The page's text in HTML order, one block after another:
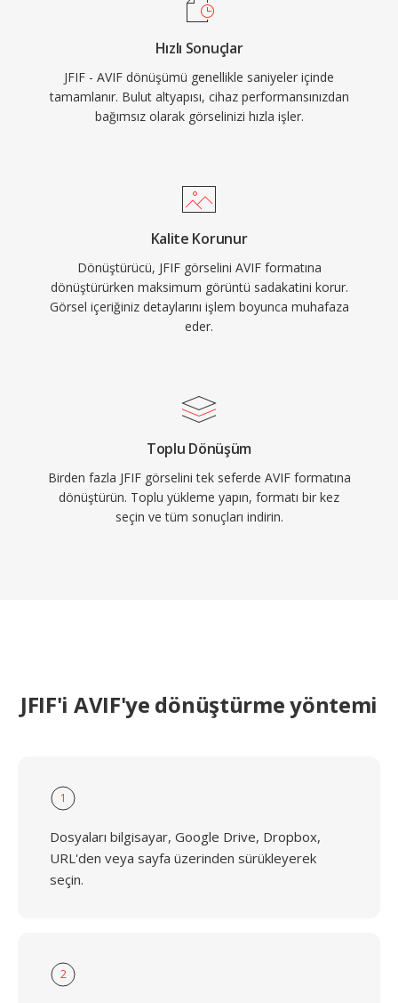
Hızlı Sonuçlar
JFIF - AVIF dönüşümü genellikle saniyeler içinde
tamamlanır. Bulut altyapısı, cihaz performansınızdan
bağımsız olarak görselinizi hızla işler.
Kalite Korunur
Dönüştürücü, JFIF görselini AVIF formatına
dönüştürürken maksimum görüntü sadakatini korur.
Görsel içeriğiniz detaylarını işlem boyunca muhafaza
eder.
Toplu Dönüşüm
Birden fazla JFIF görselini tek seferde AVIF formatına
dönüştürün. Toplu yükleme yapın, formatı bir kez
seçin ve tüm sonuçları indirin.
JFIF'i AVIF'ye dönüştürme yöntemi
1
Dosyaları bilgisayar, Google Drive, Dropbox,
URL'den veya sayfa üzerinden sürükleyerek
seçin.
2